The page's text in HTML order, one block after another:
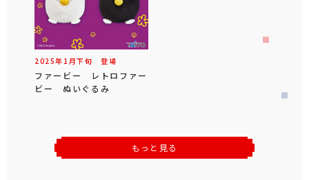
2025年 1 月下旬 登場
ファービー レトロファー
ビー ぬいぐるみ
もっと見る